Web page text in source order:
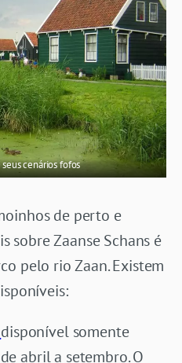
seus cenários fofos
de perto e
sobre Zaanse Schans é
pelo rio Zaan. Existem
disponível somente
abril a setembro. O